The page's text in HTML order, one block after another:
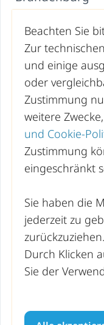
Hamburg
Hessen
Mecklenburg-
Niedersachsen
Nordrhein-
Rheinland-Pfalz
Sachsen
Sachsen-Anhalt
Schleswig-
Beachten Sie
Zur
und einige
oder
Zustimmung
weitere
und Cookie-
Zustimmung
eingeschränkt
Sie haben die
jederzeit zu
zurückzuziehen.
Durch Klicken
Sie der